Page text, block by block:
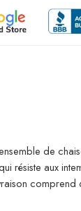
de
résiste aux